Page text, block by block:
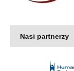
Nasi partnerzy